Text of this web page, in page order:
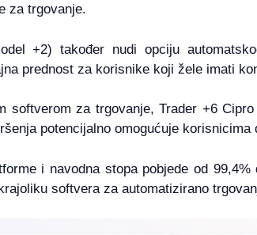
za trgovanje.
+2) također nudi opciju
prednost za korisnike koji žele imati
softverom za trgovanje, Trader +6
potencijalno omogućuje
i navodna stopa pobjede od
softvera za automatizirano